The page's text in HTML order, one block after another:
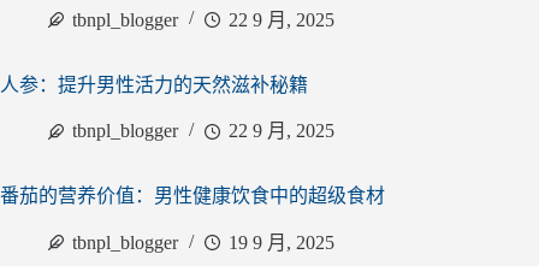
tbnpl_blogger 22 9 月, 2025
人参：提升男性活力的天然滋补秘籍
tbnpl_blogger 22 9 月, 2025
番茄的营养价值：男性健康饮食中的超级食材
tbnpl_blogger 19 9 月, 2025